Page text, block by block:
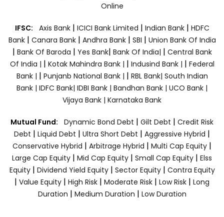
Online
IFSC: Axis Bank | ICICI Bank Limited | Indian Bank | HDFC
Bank| Canara Bank | Andhra Bank| SBI | Union Bank Of India
| Bank Of Baroda | Yes Bank| Bank Of India| | Central Bank
Of India | | Kotak Mahindra Bank | | Indusind Bank | | Federal
Bank | | Punjanb National Bank | | RBL Bank| South Indian
Bank | IDFC Bank| IDBI Bank | Bandhan Bank | UCO Bank |
Vijaya Bank | Karnataka Bank
Mutual Fund: Dynamic Bond Debt | Gilt Debt | Credit Risk
Debt | Liquid Debt | Ultra Short Debt | Aggressive Hybrid |
Conservative Hybrid | Arbitrage Hybrid | Multi Cap Equity |
Large Cap Equity | Mid Cap Equity | Small Cap Equity | Elss
Equity| Dividend Yield Equity| Sector Equity | Contra Equity
| Value Equity | High Risk | Moderate Risk | Low Risk | Long
Duration | Medium Duration | Low Duration